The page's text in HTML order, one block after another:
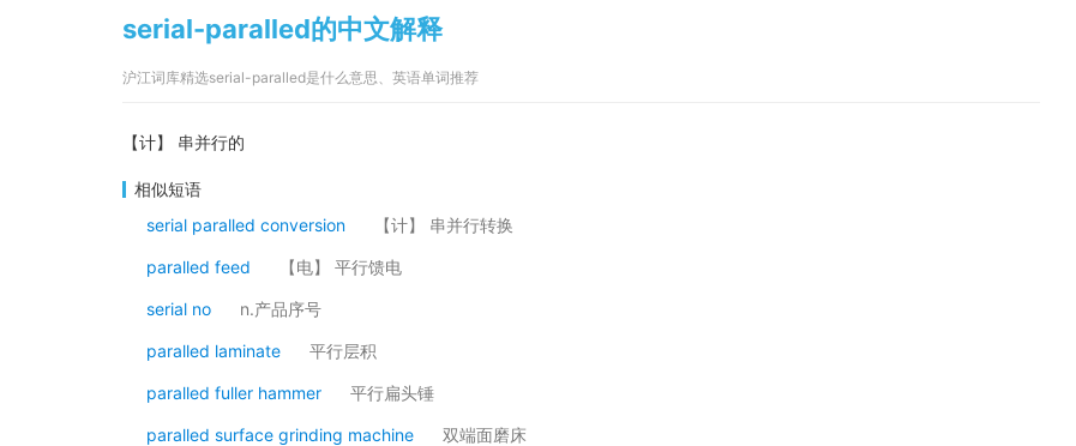
serial-paralled的中文解释
沪江词库精选serial-paralled是什么意思、英语单词推荐
【计】 串并行的
相似短语
serial paralled conversion
【计】 串并行转换
paralled feed 【电】 平行馈电
serial no n.产品序号
paralled laminate 平行层积
paralled fuller hammer 平行扁头锤
paralled surface grinding machine 双端面磨床